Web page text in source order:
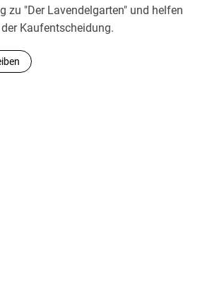
zu "Der Lavendelgarten" und helfen
Kaufentscheidung.